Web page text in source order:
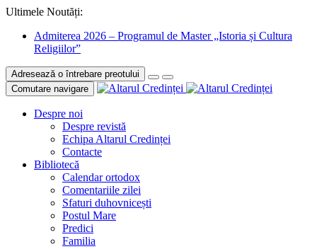
Ultimele Noutăți:
Admiterea 2026 – Programul de Master „Istoria și Cultura
Religiilor”
Adresează o întrebare preotului
Comutare navigare
Despre noi
Despre revistă
Echipa Altarul Credinței
Contacte
Bibliotecă
Calendar ortodox
Comentariile zilei
Sfaturi duhovnicești
Postul Mare
Predici
Familia